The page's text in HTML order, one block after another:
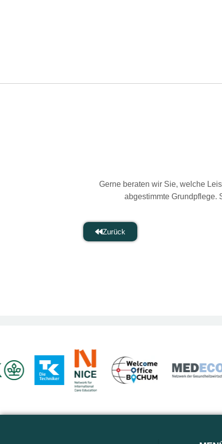
Gerne beraten wir Sie, welche
abgestimmte Grundpflege.
Zurück